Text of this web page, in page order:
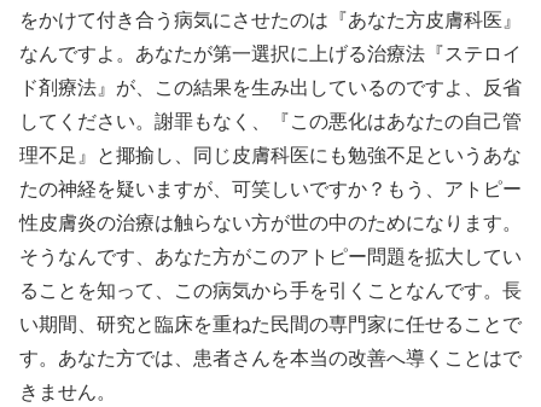
をかけて付き合う病気にさせたのは『あなた方皮膚科医』
なんですよ。あなたが第一選択に上げる治療法『ステロイ
ド剤療法』が、この結果を生み出しているのですよ、反省
してください。謝罪もなく、『この悪化はあなたの自己管
理不足』と揶揄し、同じ皮膚科医にも勉強不足というあな
たの神経を疑いますが、可笑しいですか？もう、アトピー
性皮膚炎の治療は触らない方が世の中のためになります。
そうなんです、あなた方がこのアトピー問題を拡大してい
ることを知って、この病気から手を引くことなんです。長
い期間、研究と臨床を重ねた民間の専門家に任せることで
す。あなた方では、患者さんを本当の改善へ導くことはで
きません。